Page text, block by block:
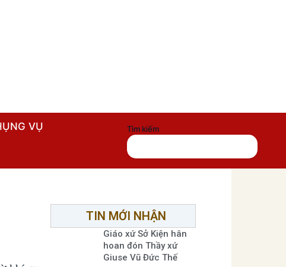
VỤ Tìm kiếm
TIN MỚI NHẬN
Giáo xứ Sở Kiện hân
hoan đón Thầy xứ
Giuse Vũ Đức Thế